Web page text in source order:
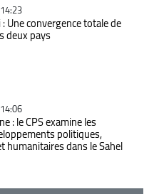
Une convergence totale de
deux pays
: le CPS examine les
politiques,
humanitaires dans le Sahel